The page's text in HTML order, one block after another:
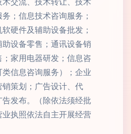
；信息技术咨询服务；
硬件及辅助设备批发；
设备零售；通讯设备销
家用电器研发；信息咨
信息咨询服务）；企业
策划；广告设计、代
发布。（除依法须经批
执照依法自主开展经营